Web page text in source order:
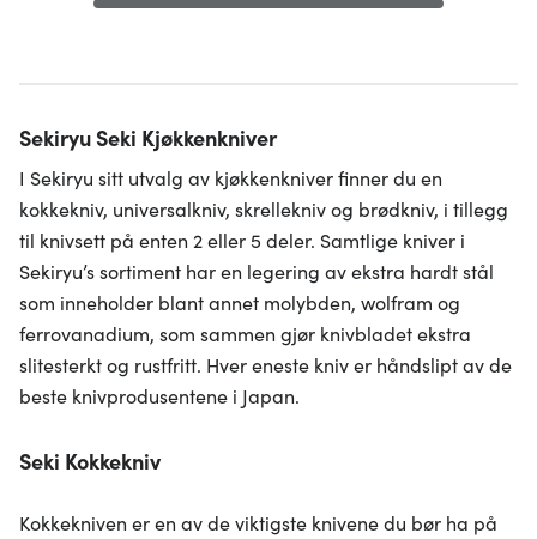
Sekiryu Seki Kjøkkenkniver
I Sekiryu sitt utvalg av kjøkkenkniver finner du en
kokkekniv, universalkniv, skrellekniv og brødkniv, i tillegg
til knivsett på enten 2 eller 5 deler. Samtlige kniver i
Sekiryu’s sortiment har en legering av ekstra hardt stål
som inneholder blant annet molybden, wolfram og
ferrovanadium, som sammen gjør knivbladet ekstra
slitesterkt og rustfritt. Hver eneste kniv er håndslipt av de
beste knivprodusentene i Japan.
Seki Kokkekniv
Kokkekniven er en av de viktigste knivene du bør ha på